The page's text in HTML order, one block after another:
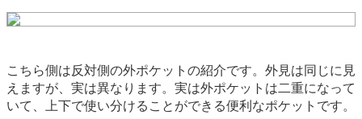
こちら側は反対側の外ポケットの紹介です。外見は同じに見
えますが、実は異なります。実は外ポケットは二重になって
いて、上下で使い分けることができる便利なポケットです。